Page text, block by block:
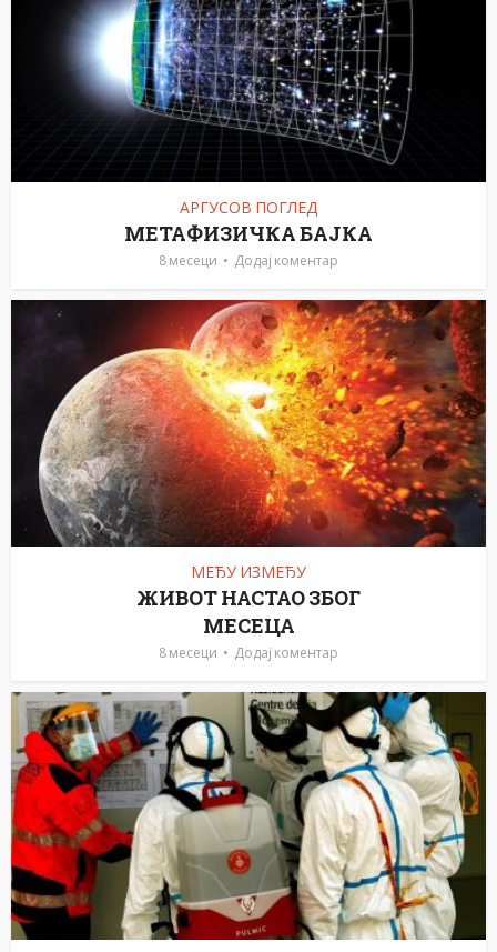
АРГУСОВ ПОГЛЕД
МЕТАФИЗИЧКА БАЈКА
8 месеци Додај коментар
МЕЂУ ИЗМЕЂУ
ЖИВОТ НАСТАО ЗБОГ
МЕСЕЦА
8 месеци Додај коментар